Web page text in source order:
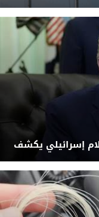
إسرائيلي يكشف